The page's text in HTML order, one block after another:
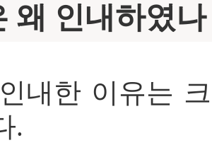
왜 인내하였나
내한 이유는
.